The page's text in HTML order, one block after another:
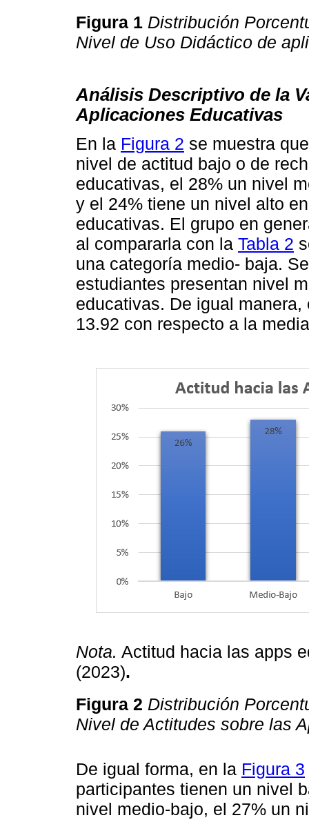
Figura 1 Distribución
Nivel de Uso Didáctico de
Análisis Descriptivo de la
Aplicaciones Educativas
En la Figura 2 se muestra
nivel de actitud bajo o de
educativas, el 28% un nivel
y el 24% tiene un nivel alto
educativas. El grupo en
al compararla con la Tabla 2
una categoría medio- baja.
estudiantes presentan nivel
educativas. De igual
13.92 con respecto a la
Nota. Actitud hacia las apps
(2023).
Figura 2 Distribución
Nivel de Actitudes sobre las
De igual forma, en la Figura 3
participantes tienen un nivel
nivel medio-bajo, el 27% un